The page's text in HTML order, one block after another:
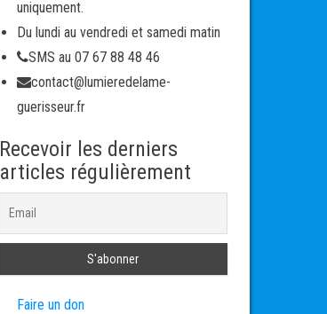
uniquement.
Du lundi au vendredi et samedi matin
SMS au 07 67 88 48 46
contact@lumieredelame-
guerisseur.fr
Recevoir les derniers
articles régulièrement
Faire un don